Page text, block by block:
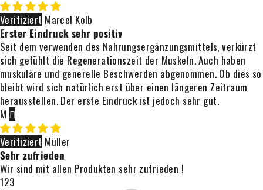
Marcel Kolb
Erster Eindruck sehr positiv
Seit dem verwenden des Nahrungsergänzungsmittels, verkürzt
sich gefühlt die Regenerationszeit der Muskeln. Auch haben
muskuläre und generelle Beschwerden abgenommen. Ob dies so
bleibt wird sich natürlich erst über einen längeren Zeitraum
herausstellen. Der erste Eindruck ist jedoch sehr gut.
M
Müller
Sehr zufrieden
Wir sind mit allen Produkten sehr zufrieden !
123